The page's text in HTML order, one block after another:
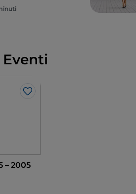
un motto inciso sul marmo
censum non superete”.
Eventi
Like
– 2005